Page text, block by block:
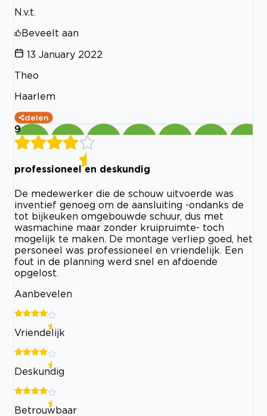
N.v.t.
Beveelt aan
13 January 2022
Theo
Haarlem
delen
9
professioneel en deskundig
De medewerker die de schouw uitvoerde was
inventief genoeg om de aansluiting -ondanks de
tot bijkeuken omgebouwde schuur, dus met
wasmachine maar zonder kruipruimte- toch
mogelijk te maken. De montage verliep goed, het
personeel was professioneel en vriendelijk. Een
fout in de planning werd snel en afdoende
opgelost.
Aanbevelen
Vriendelijk
Deskundig
Betrouwbaar